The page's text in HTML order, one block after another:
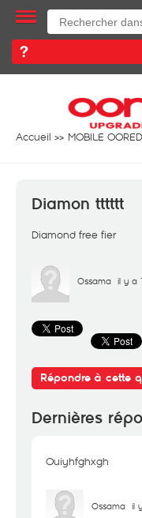
Accueil MOBILE
Diamon tttttt
Diamond free fier
Ossama il y a
Répondre à cette
Dernières
Ouiyhfghxgh
Ossama il